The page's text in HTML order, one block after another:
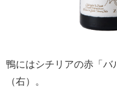
鴨にはシチリアの赤「バ
（右）。